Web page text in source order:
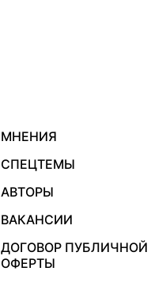
МНЕНИЯ
СПЕЦТЕМЫ
АВТОРЫ
ВАКАНСИИ
ДОГОВОР ПУБЛИЧНОЙ
ОФЕРТЫ